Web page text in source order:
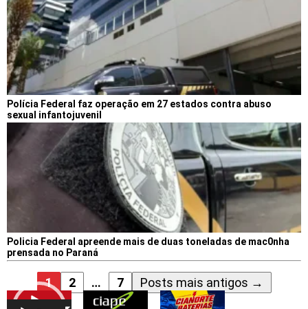
Polícia Federal faz operação em 27 estados contra abuso
sexual infantojuvenil
Policia Federal apreende mais de duas toneladas de mac0nha
prensada no Paraná
1 2 … 7 Posts mais antigos →
Tocador